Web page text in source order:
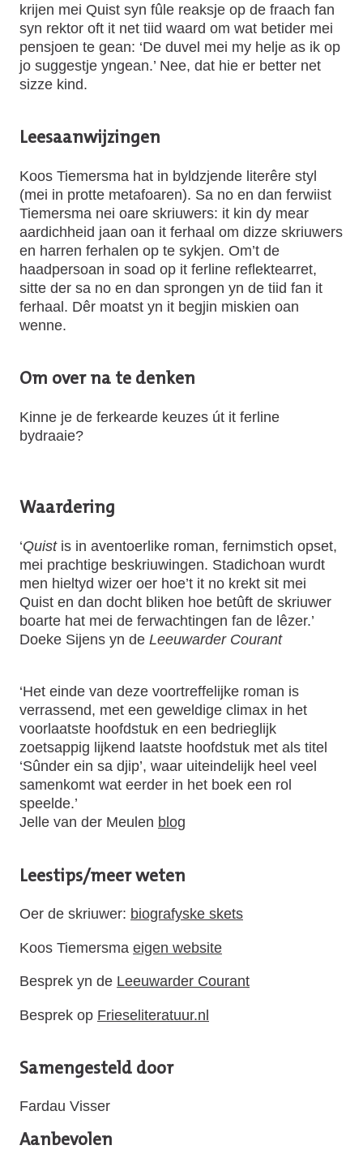
krijen mei Quist syn fûle reaksje op de fraach fan
syn rektor oft it net tiid waard om wat betider mei
pensjoen te gean: ‘De duvel mei my helje as ik op
jo suggestje yngean.’ Nee, dat hie er better net
sizze kind.
Leesaanwijzingen
Koos Tiemersma hat in byldzjende literêre styl
(mei in protte metafoaren). Sa no en dan ferwiist
Tiemersma nei oare skriuwers: it kin dy mear
aardichheid jaan oan it ferhaal om dizze skriuwers
en harren ferhalen op te sykjen. Om’t de
haadpersoan in soad op it ferline reflektearret,
sitte der sa no en dan sprongen yn de tiid fan it
ferhaal. Dêr moatst yn it begjin miskien oan
wenne.
Om over na te denken
Kinne je de ferkearde keuzes út it ferline
bydraaie?
Waardering
‘Quistis in aventoerlike roman, fernimstich opset,
mei prachtige beskriuwingen. Stadichoan wurdt
men hieltyd wizer oer hoe’t it no krekt sit mei
Quist en dan docht bliken hoe betûft de skriuwer
boarte hat mei de ferwachtingen fan de lêzer.’
Doeke Sijens yn de Leeuwarder Courant
‘Het einde van deze voortreffelijke roman is
verrassend, met een geweldige climax in het
voorlaatste hoofdstuk en een bedrieglijk
zoetsappig lijkend laatste hoofdstuk met als titel
‘Sûnder ein sa djip’, waar uiteindelijk heel veel
samenkomt wat eerder in het boek een rol
speelde.’
Jelle van der Meulen blog
Leestips/meer weten
Oer de skriuwer: biografyske skets
Koos Tiemersma eigen website
Besprek yn de Leeuwarder Courant
Besprek op Frieseliteratuur.nl
Samengesteld door
Fardau Visser
Aanbevolen